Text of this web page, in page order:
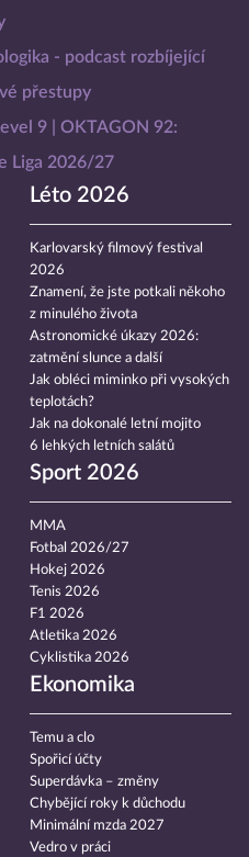
- podcast rozbíjející
přestupy
9
OKTAGON 92:
Liga 2026/27
Léto 2026
Karlovarský filmový festival
2026
Znamení, že jste potkali někoho
z minulého života
Astronomické úkazy 2026:
zatmění slunce a další
Jak obléci miminko při vysokých
teplotách?
Jak na dokonalé letní mojito
6 lehkých letních salátů
Sport 2026
MMA
Fotbal 2026/27
Hokej 2026
Tenis 2026
F1 2026
Atletika 2026
Cyklistika 2026
Ekonomika
Temu a clo
Spořicí účty
Superdávka – změny
Chybějící roky k důchodu
Minimální mzda 2027
Vedro v práci